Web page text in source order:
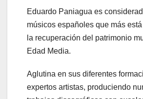
Eduardo Paniagua es
músicos españoles que más
la recuperación del patrimonio
Edad Media.
Aglutina en sus diferentes
expertos artistas, produciendo